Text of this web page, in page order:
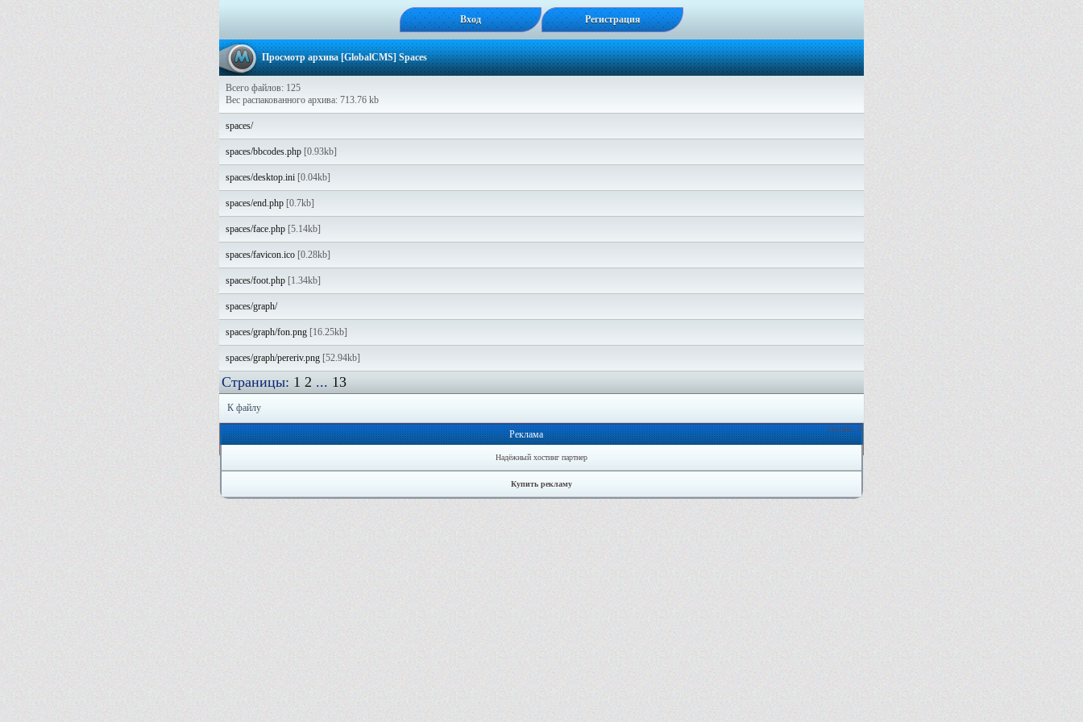
Вход Регистрация
Просмотр архива [GlobalCMS] Spaces
Всего файлов: 125
Вес распакованного архива: 713.76 kb
spaces/
spaces/bbcodes.php [0.93kb]
spaces/desktop.ini [0.04kb]
spaces/end.php [0.7kb]
spaces/face.php [5.14kb]
spaces/favicon.ico [0.28kb]
spaces/foot.php [1.34kb]
spaces/graph/
spaces/graph/fon.png [16.25kb]
spaces/graph/pereriv.png [52.94kb]
Страницы: 1 2 ... 13
К файлу
Онлайн: 0
Реклама
Надёжный хостинг партнер
Купить рекламу